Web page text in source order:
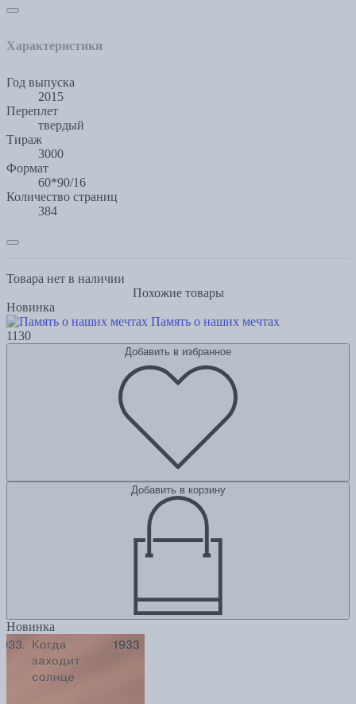
Характеристики
Год выпуска
2015
Переплет
твердый
Тираж
3000
Формат
60*90/16
Количество страниц
384
Товара нет в наличии
Похожие товары
Новинка
Память о наших мечтах
1130
Добавить в избранное
Добавить в корзину
Новинка